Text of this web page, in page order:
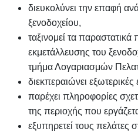
διευκολύνει την επαφή
ξενοδοχείου,
ταξινομεί τα
εκμετάλλευσης του
τμήμα Λογαριασμών
διεκπεραιώνει εξωτερικές
παρέχει πληροφορίες
της περιοχής που
εξυπηρετεί τους πελάτες